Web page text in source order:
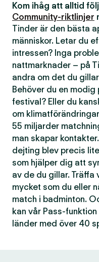
Kom ihåg att alltid
Community-riktlinjer
Tinder är den bästa
människor. Letar du
intressen? Inga
nattmarknader – på
andra om det du
Behöver du en
festival? Eller du
om
55 miljarder
man skapar
dejting blev precis
som hjälper dig att
av de du gillar. Träffa
mycket som du eller
match i badminton.
kan vår Pass-
länder med över 40